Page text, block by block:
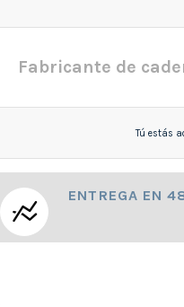
Fabricante de
Tú estás
ENTREGA EN